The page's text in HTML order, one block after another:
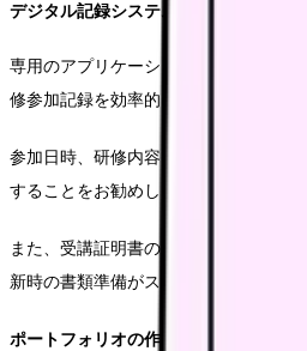
デジタル記録システムの活用
専用のアプリケーションやクラウドサ
修参加記録を効率的に管理することが
参加日時、研修内容、取得した知識や
することをお勧めします。
また、受講証明書のスキャンデータも
新時の書類準備がスムーズになります。
ポートフォリオの作成方法